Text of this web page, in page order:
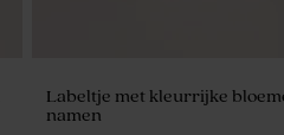
Labeltje met kleurrijke
namen